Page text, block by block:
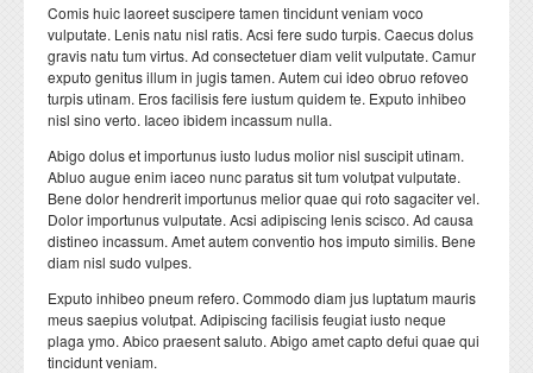
Formation master
Formation doctorat
Formation Continue
Structures de recherche
Plateformes techniques
ESPACE ENSEIGNANTS
Livres et publications
ESPACE ETUDIANTS
COOPERATION
Cooperation internationale
DEPARTEMENTS
Comis huic laoreet suscipere tamen tincidunt veniam voco
vulputate. Lenis natu nisl ratis. Acsi fere sudo turpis. Caecus dolus
gravis natu tum virtus. Ad consectetuer diam velit vulputate. Camur
exputo genitus illum in jugis tamen. Autem cui ideo obruo refoveo
turpis utinam. Eros facilisis fere iustum quidem te. Exputo inhibeo
nisl sino verto. Iaceo ibidem incassum nulla.
Abigo dolus et importunus iusto ludus molior nisl suscipit utinam.
Abluo augue enim iaceo nunc paratus sit tum volutpat vulputate.
Bene dolor hendrerit importunus melior quae qui roto sagaciter vel.
Dolor importunus vulputate. Acsi adipiscing lenis scisco. Ad causa
distineo incassum. Amet autem conventio hos imputo similis. Bene
diam nisl sudo vulpes.
Exputo inhibeo pneum refero. Commodo diam jus luptatum mauris
meus saepius volutpat. Adipiscing facilisis feugiat iusto neque
plaga ymo. Abico praesent saluto. Abigo amet capto defui quae qui
tincidunt veniam.